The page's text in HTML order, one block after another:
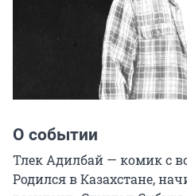
О событии
Тлек Адилбай — комик с
Родился в Казахстане,